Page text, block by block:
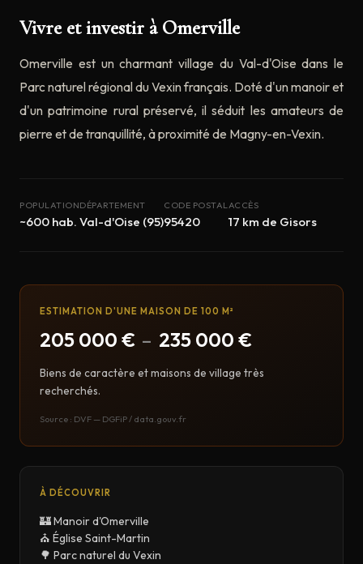
Vivre et investir à Omerville
Omerville est un charmant village du Val-d'Oise dans le
Parc naturel régional du Vexin français. Doté d'un manoir et
d'un patrimoine rural préservé, il séduit les amateurs de
pierre et de tranquillité, à proximité de Magny-en-Vexin.
POPULATION
~600 hab.
DÉPARTEMENT
Val-d'Oise (95)
CODE POSTAL
95420
ACCÈS
17 km de Gisors
ESTIMATION D'UNE MAISON DE 100 M²
205 000 € – 235 000 €
Biens de caractère et maisons de village très
recherchés.
Source : DVF — DGFiP / data.gouv.fr
À DÉCOUVRIR
🏰 Manoir d'Omerville
⛪ Église Saint-Martin
🌳 Parc naturel du Vexin